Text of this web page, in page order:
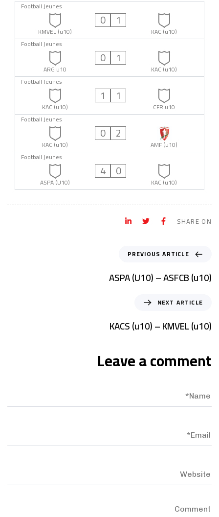
Football Jeunes
KMVEL (u10)
0 1
KAC (u10)
Football Jeunes
ARG u10
0 1
KAC (u10)
Football Jeunes
KAC (u10)
1 1
CFR u10
Football Jeunes
KAC (u10)
0 2
AMF (u10)
Football Jeunes
ASPA (U10)
4 0
KAC (u10)
SHARE ON
PREVIOUS ARTICLE
ASPA (U10) – ASFCB (u10)
NEXT ARTICLE
KACS (u10) – KMVEL (u10)
Leave a comment